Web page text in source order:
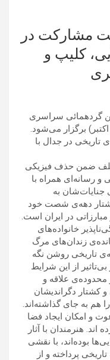
مشارکت در
کلیپ و
گردهمائی سراسری
تا اول اكتبر) برگزار می‌شود.
تاريخى در جدال با
ضمن حذف فیزیکی
و رسانه‌ای‌ همراه با
جنایات‌شان به
دهه‌ی شصت خود
در ایران است.
خانواده‌های
زندان‌های مرگ
تاریخی روشن نگه
از این شرایط
محدوده‌ی علاقه و
کشتار دگراندیشان
هم به جای گذاشته‌اند.
و امکان ایجاد فضا
اند. هنرمندان با آثار
بود‌ه‌اند، با نقشی
پرداخته و از